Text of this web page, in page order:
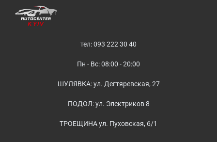
тел: 093 222 30 40
Пн - Вс: 08:00 - 20:00
ШУЛЯВКА: ул. Дегтяревская, 27
ПОДОЛ: ул. Электриков 8
ТРОЕЩИНА ул. Пуховская, 6/1